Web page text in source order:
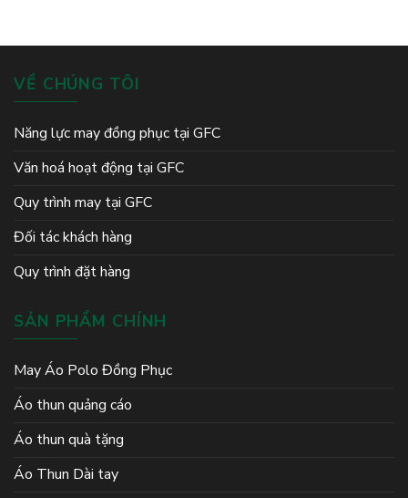
VỀ CHÚNG TÔI
Năng lực may đồng phục tại GFC
Văn hoá hoạt động tại GFC
Quy trình may tại GFC
Đối tác khách hàng
Quy trình đặt hàng
SẢN PHẨM CHÍNH
May Áo Polo Đồng Phục
Áo thun quảng cáo
Áo thun quà tặng
Áo Thun Dài tay